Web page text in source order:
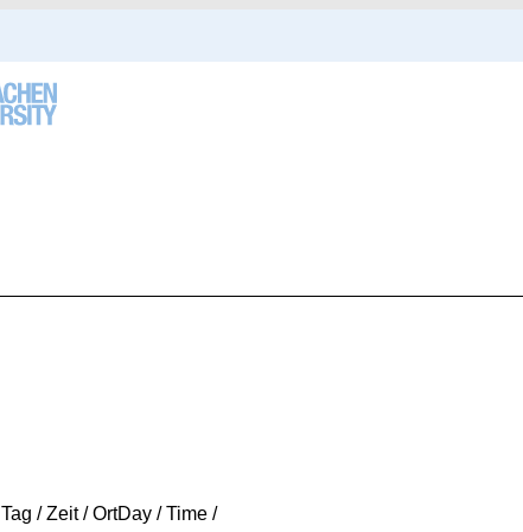
Tag / Zeit / OrtDay / Time /